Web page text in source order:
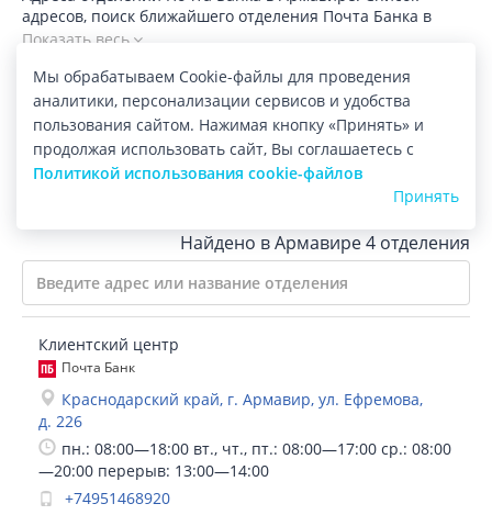
адресов, поиск ближайшего отделения Почта Банка в
Армавире по адресу, названию. Часы работы, телефоны,
Показать весь
Отделения
Банкоматы
Все банки Карта
Город:Армавир
Найдено в Армавире4 отделения
Клиентский центр
Почта Банк
Краснодарский край, г. Армавир, ул. Ефремова,
д. 226
пн.: 08:00—18:00 вт., чт., пт.: 08:00—17:00 ср.: 08:00
—20:00 перерыв: 13:00—14:00
+74951468920
Мы обрабатываем Cookie-файлы для проведения
аналитики, персонализации сервисов и удобства
пользования сайтом. Нажимая кнопку «Принять» и
продолжая использовать сайт, Вы соглашаетесь с
Политикой использования cookie-файлов
Принять